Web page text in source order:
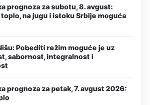
prognoza za subotu, 8. avgust:
na jugu i istoku Srbije moguća
Pobediti režim moguće je uz
sabornost, integralnost i
prognoza za petak, 7. avgust 2026: